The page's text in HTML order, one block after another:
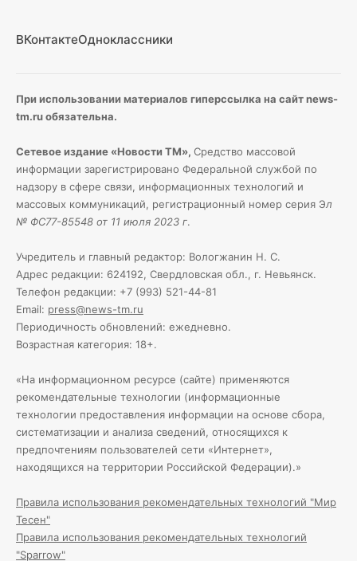
ВКонтактеОдноклассники
При использовании материалов гиперссылка на сайт news-
tm.ru обязательна.
Сетевое издание «Новости ТМ», Средство массовой
информации зарегистрировано Федеральной службой по
надзору в сфере связи, информационных технологий и
массовых коммуникаций, регистрационный номер серия Эл
№ ФС77-85548 от 11 июля 2023 г.
Учредитель и главный редактор: Вологжанин Н. С.
Адрес редакции: 624192, Свердловская обл., г. Невьянск.
Телефон редакции: +7 (993) 521-44-81
Email: press@news-tm.ru
Периодичность обновлений: ежедневно.
Возрастная категория: 18+.
«На информационном ресурсе (сайте) применяются
рекомендательные технологии (информационные
технологии предоставления информации на основе сбора,
систематизации и анализа сведений, относящихся к
предпочтениям пользователей сети «Интернет»,
находящихся на территории Российской Федерации).»
Правила использования рекомендательных технологий "Мир
Тесен"
Правила использования рекомендательных технологий
"Sparrow"